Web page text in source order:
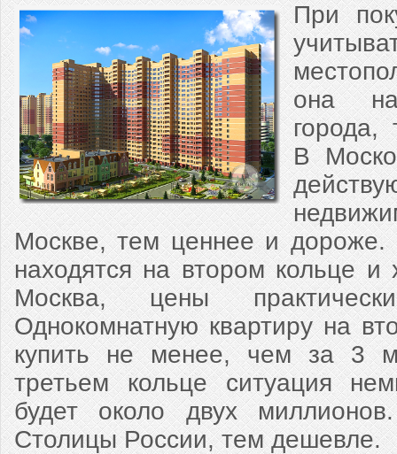
При
она
города,
В
Москве, тем ценнее и
находятся на втором кольце
Москва, цены
Однокомнатную квартиру на
купить не менее, чем за 3
третьем кольце ситуация
будет около двух
Столицы России, тем дешевле.